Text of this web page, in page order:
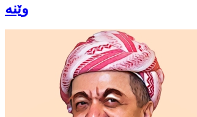
وێنە